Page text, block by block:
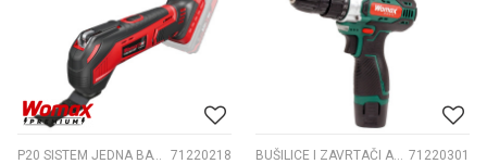
P20 SISTEM JEDNA BATERIJA 71220218 71220301